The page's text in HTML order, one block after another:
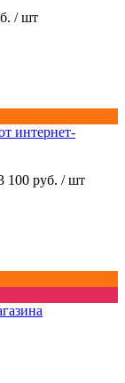
/ шт
100 руб. / шт